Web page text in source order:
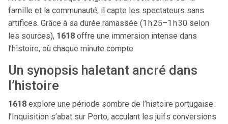
famille et la communauté, il capte les spectateurs sans
artifices. Grâce à sa durée ramassée (1 h 25–1 h 30 selon
les sources), 1618 offre une immersion intense dans
l’histoire, où chaque minute compte.
Un synopsis haletant ancré dans
l’histoire
1618 explore une période sombre de l’histoire portugaise :
l’Inquisition s’abat sur Porto, acculant les juifs conversions